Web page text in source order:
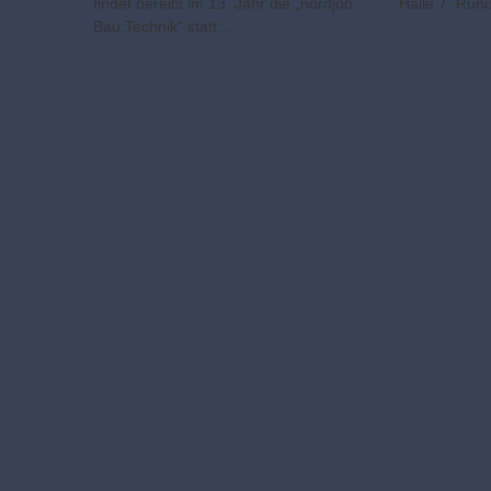
findet bereits im 13. Jahr die „nordjob
Bau:Technik“ statt…
Halle 7.